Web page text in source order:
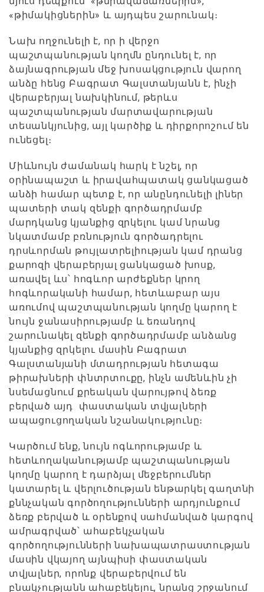
«թիմակիցներին» և այդպես շարունակ։
Նախ ողջունելի է, որ ի վերջո
պաշտպանության կողմն ընդունել է, որ
ձայնագրության մեջ խոսակցություն վարող
անձը հենց Բագրատ Գալստանյանն է, ինչի
վերաբերյալ նախկինում, թերևս
պաշտպանության մարտավարության
տեսանկյունից, այլ կարծիք և դիրքորոշում են
ունեցել։
Միևնույն ժամանակ հարկ է նշել, որ
օրինապաշտ և իրավահպատակ ցանկացած
անձի համար պետք է, որ անընդունելի լիներ
պատերի տակ զենքի գործադրմամբ
մարդկանց կյանքից զրկելու կամ նրանց
նկատմամբ բռնություն գործադրելու
դրսևորման թույլատրելիության կամ դրանց
քարոզի վերաբերյալ ցանկացած խոսք,
առավել ևս՝ հոգևոր արժեքներ կրող
հոգևորականի համար, հետևաբար այս
առումով պաշտպանության կողմը կարող է
նույն ջանասիրությամբ և եռանդով
շարունակել զենքի գործադրմամբ անձանց
կյանքից զրկելու մասին Բագրատ
Գալստանյանի մտադրության հետագա
թիրախների փնտրտուքը, ինչն ամենևին չի
նսեմացնում քրեական վարույթով ձեռք
բերված այդ փաստական տվյալների
ապացուցողական նշանակությունը։
Կարծում ենք, նույն ոգևորությամբ և
հետևողականությամբ պաշտպանության
կողմը կարող է դարձյալ մեջբերումներ
կատարել և վերլուծության ենթարկել գաղտնի
քննչական գործողությունների արդյունքում
ձեռք բերված և օրենքով սահմանված կարգով
ամրագրված՝ ահաբեկչական
գործողությունների նախապատրաստության
մասին վկայող այնպիսի փաստական
տվյալներ, որոնք վերաբերվում են
բնակչությանն ահաբեկելու, նրանց շրջանում